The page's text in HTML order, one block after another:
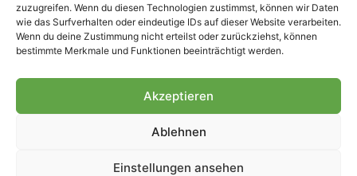
zuzugreifen. Wenn du diesen Technologien zustimmst, können wir Daten
wie das Surfverhalten oder eindeutige IDs auf dieser Website verarbeiten.
Wenn du deine Zustimmung nicht erteilst oder zurückziehst, können
bestimmte Merkmale und Funktionen beeinträchtigt werden.
Akzeptieren
Ablehnen
Einstellungen ansehen
© 2007-2026 Fohlen-Hautnah.de
offiziell eingetragenes Magazin
Nationalbibliothek (ISSN 1868-